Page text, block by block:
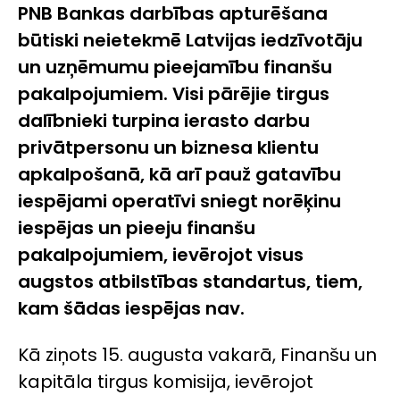
PNB Bankas darbības apturēšana
būtiski neietekmē Latvijas iedzīvotāju
un uzņēmumu pieejamību finanšu
pakalpojumiem. Visi pārējie tirgus
dalībnieki turpina ierasto darbu
privātpersonu un biznesa klientu
apkalpošanā, kā arī pauž gatavību
iespējami operatīvi sniegt norēķinu
iespējas un pieeju finanšu
pakalpojumiem, ievērojot visus
augstos atbilstības standartus, tiem,
kam šādas iespējas nav.
Kā ziņots 15. augusta vakarā, Finanšu un
kapitāla tirgus komisija, ievērojot